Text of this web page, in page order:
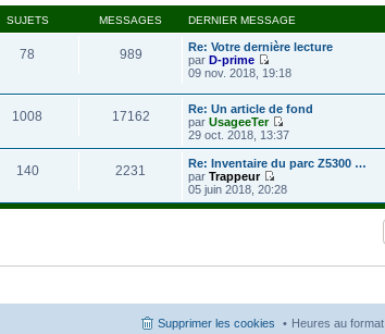
SUJETS MESSAGES DERNIER MESSAGE
78 989
Re: Votre dernière lecture
par D-prime
V
i
r
e
d
e
r
n
i
s
g
e
09 nov. 2018, 19:18
1008 17162
Re: Un article de fond
par UsageeTer
V
o
i
r
l
e
d
i
m
s
29 oct. 2018, 13:37
140 2231
Re: Inventaire du parc Z5300 …
par Trappeur
V
o
i
d
n
05 juin 2018, 20:28
Heures au format
Supprimer les cookies